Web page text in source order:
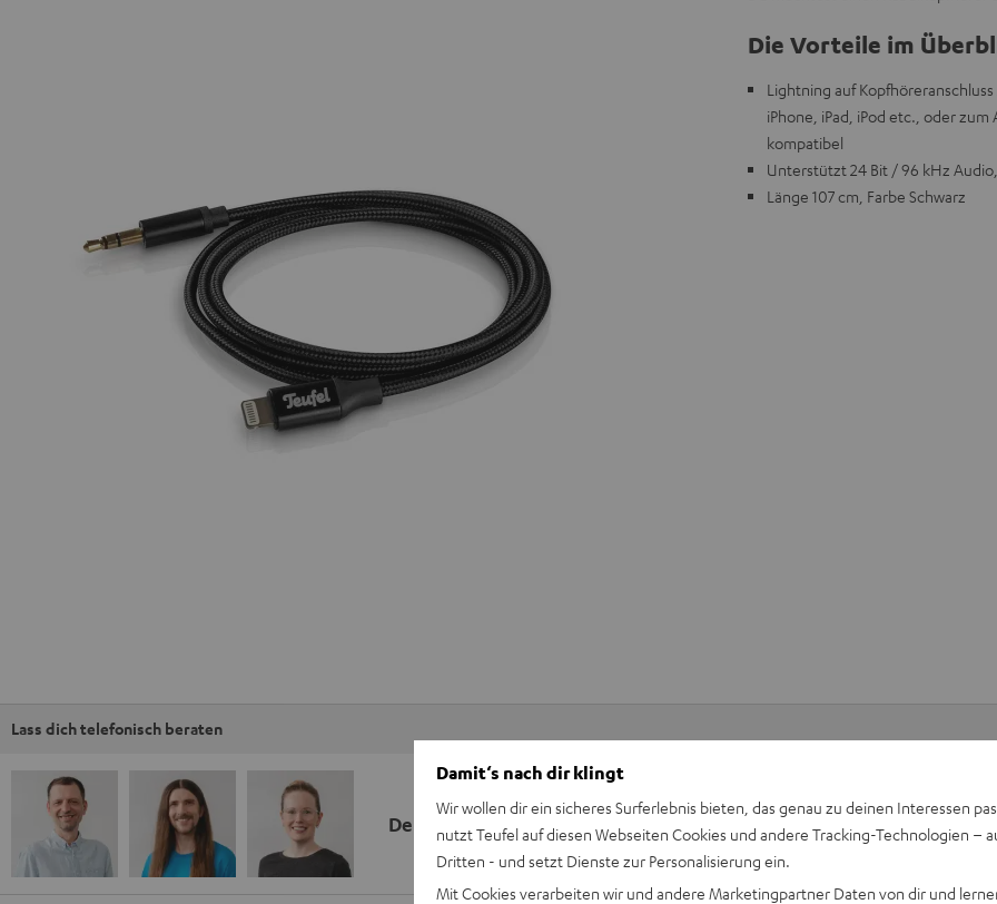
Die Vorteile im
Lightning auf
iPhone, iPad, iPod etc., oder
kompatibel
Unterstützt 24 Bit / 96 kHz
Länge 107 cm, Farbe Schwarz
Lass dich telefonisch beraten
Deine Kaufberatung
Keinen Store in der Nähe? Kein
beraten dich auch persönlich am
Damit‘s nach dir klingt
Wir wollen dir ein sicheres Surferlebnis bieten, das genau zu deinen Interessen
nutzt Teufel auf diesen Webseiten Cookies und andere Tracking-Technologien –
Dritten - und setzt Dienste zur Personalisierung ein.
Mit Cookies verarbeiten wir und andere Marketingpartner Daten von dir und